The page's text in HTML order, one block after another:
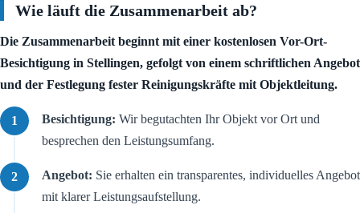
Wie läuft die Zusammenarbeit ab?
Die Zusammenarbeit beginnt mit einer kostenlosen Vor-Ort-
Besichtigung in Stellingen, gefolgt von einem schriftlichen Angebot
und der Festlegung fester Reinigungskräfte mit Objektleitung.
Besichtigung: Wir begutachten Ihr Objekt vor Ort und
besprechen den Leistungsumfang.
Angebot: Sie erhalten ein transparentes, individuelles Angebot
mit klarer Leistungsaufstellung.